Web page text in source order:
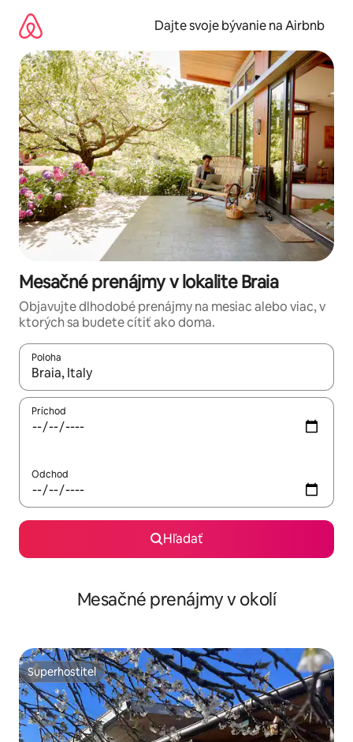
obsah.
Dajte svoje bývanie na Airbnb
Mesačné prenájmy v lokalite Braia
Objavujte dlhodobé prenájmy na mesiac alebo viac, v
ktorých sa budete cítiť ako doma.
Poloha
Keď budú výsledky k dispozícii, môžete si ich prechádzať
Príchod
Odchod
Hľadať
Mesačné prenájmy v okolí
Superhostiteľ
Superhostiteľ